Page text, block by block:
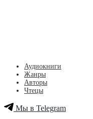
Аудиокниги
Жанры
Авторы
Чтецы
Мы в Telegram